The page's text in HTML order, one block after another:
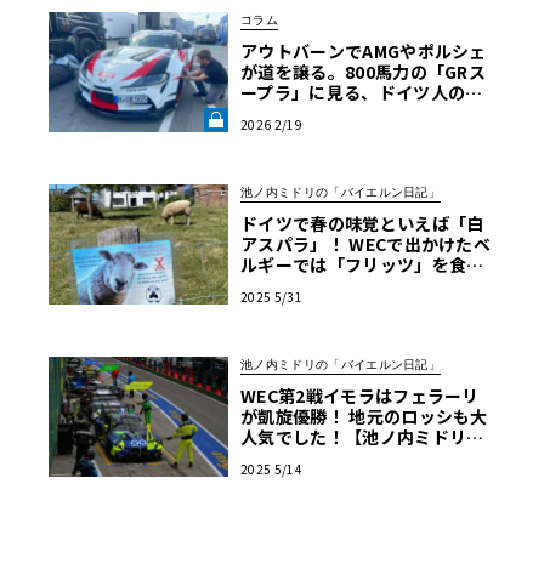
コラム
アウトバーンでAMGやポルシェ
が道を譲る。800馬力の「GRス
ープラ」に見る、ドイツ人の日
ム】《LE VOLANT LAB》
2026 2/19
池ノ内ミドリの「バイエルン日記」
ドイツで春の味覚といえば「白
アスパラ」！ WECで出かけたベ
ルギーでは「フリッツ」を食べ
リのジャーマン日記】
2025 5/31
池ノ内ミドリの「バイエルン日記」
WEC第2戦イモラはフェラーリ
が凱旋優勝！ 地元のロッシも大
人気でした！【池ノ内ミドリの
2025 5/14